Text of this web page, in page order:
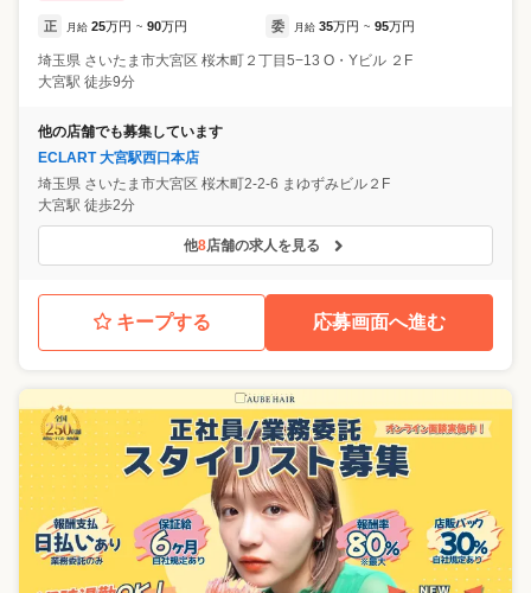
正 月給 25万円 ~ 90万円 委 月給 35万円 ~ 95万円
埼玉県 さいたま市大宮区 桜木町２丁目5−13 O・Yビル ２F
大宮駅 徒歩9分
他の店舗でも募集しています
ECLART 大宮駅西口本店
埼玉県 さいたま市大宮区 桜木町2-2-6 まゆずみビル２F
大宮駅 徒歩2分
他8店舗の求人を見る
キープする 応募画面へ進む